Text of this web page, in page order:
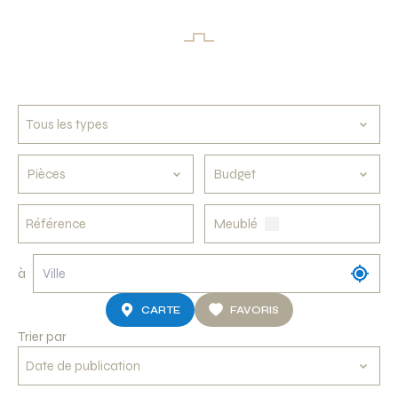
Pièces Budget
Meublé
à
CARTE FAVORIS
Trier par